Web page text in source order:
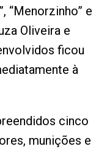
“Menorzinho” e
Oliveira e
ficou
à
cinco
munições e